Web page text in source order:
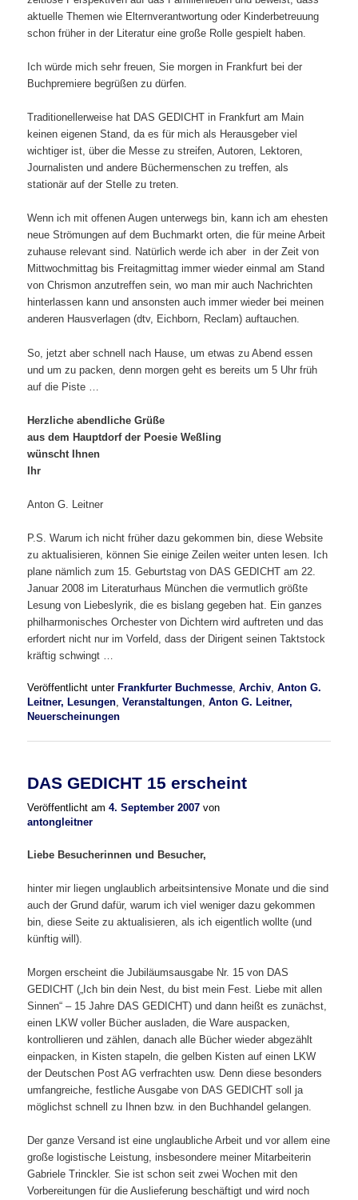
aktuelle Themen wie Elternverantwortung oder Kinderbetreuung
schon früher in der Literatur eine große Rolle gespielt haben.
Ich würde mich sehr freuen, Sie morgen in Frankfurt bei der
Buchpremiere begrüßen zu dürfen.
Traditionellerweise hat DAS GEDICHT in Frankfurt am Main
keinen eigenen Stand, da es für mich als Herausgeber viel
wichtiger ist, über die Messe zu streifen, Autoren, Lektoren,
Journalisten und andere Büchermenschen zu treffen, als
stationär auf der Stelle zu treten.
Wenn ich mit offenen Augen unterwegs bin, kann ich am ehesten
neue Strömungen auf dem Buchmarkt orten, die für meine Arbeit
zuhause relevant sind. Natürlich werde ich aber in der Zeit von
Mittwochmittag bis Freitagmittag immer wieder einmal am Stand
von Chrismon anzutreffen sein, wo man mir auch Nachrichten
hinterlassen kann und ansonsten auch immer wieder bei meinen
anderen Hausverlagen (dtv, Eichborn, Reclam) auftauchen.
So, jetzt aber schnell nach Hause, um etwas zu Abend essen
und um zu packen, denn morgen geht es bereits um 5 Uhr früh
auf die Piste …
Herzliche abendliche Grüße
aus dem Hauptdorf der Poesie Weßling
wünscht Ihnen
Ihr
Anton G. Leitner
P.S. Warum ich nicht früher dazu gekommen bin, diese Website
zu aktualisieren, können Sie einige Zeilen weiter unten lesen. Ich
plane nämlich zum 15. Geburtstag von DAS GEDICHT am 22.
Januar 2008 im Literaturhaus München die vermutlich größte
Lesung von Liebeslyrik, die es bislang gegeben hat. Ein ganzes
philharmonisches Orchester von Dichtern wird auftreten und das
erfordert nicht nur im Vorfeld, dass der Dirigent seinen Taktstock
kräftig schwingt …
Veröffentlicht unter Frankfurter Buchmesse,Archiv,Anton G.
Leitner, Lesungen,Veranstaltungen,Anton G. Leitner,
Neuerscheinungen
DAS GEDICHT 15 erscheint
Veröffentlicht am4. September 2007 von
antongleitner
Liebe Besucherinnen und Besucher,
hinter mir liegen unglaublich arbeitsintensive Monate und die sind
auch der Grund dafür, warum ich viel weniger dazu gekommen
bin, diese Seite zu aktualisieren, als ich eigentlich wollte (und
künftig will).
Morgen erscheint die Jubiläumsausgabe Nr. 15 von DAS
GEDICHT („Ich bin dein Nest, du bist mein Fest. Liebe mit allen
Sinnen“ – 15 Jahre DAS GEDICHT) und dann heißt es zunächst,
einen LKW voller Bücher ausladen, die Ware auspacken,
kontrollieren und zählen, danach alle Bücher wieder abgezählt
einpacken, in Kisten stapeln, die gelben Kisten auf einen LKW
der Deutschen Post AG verfrachten usw. Denn diese besonders
umfangreiche, festliche Ausgabe von DAS GEDICHT soll ja
möglichst schnell zu Ihnen bzw. in den Buchhandel gelangen.
Der ganze Versand ist eine unglaubliche Arbeit und vor allem eine
große logistische Leistung, insbesondere meiner Mitarbeiterin
Gabriele Trinckler. Sie ist schon seit zwei Wochen mit den
Vorbereitungen für die Auslieferung beschäftigt und wird noch